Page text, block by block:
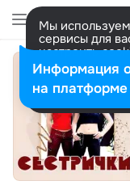
Мы
сервисы для
настроить
Разрешить
Информация
на